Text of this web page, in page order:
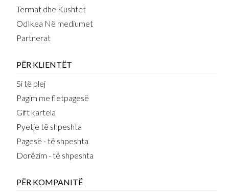
Termat dhe Kushtet
OdIkea Në mediumet
Partnerat
PËR KLIENTËT
Si të blej
Pagim me fletpagesë
Gift kartela
Pyetje të shpeshta
Pagesë - të shpeshta
Dorëzim - të shpeshta
PËR KOMPANITË